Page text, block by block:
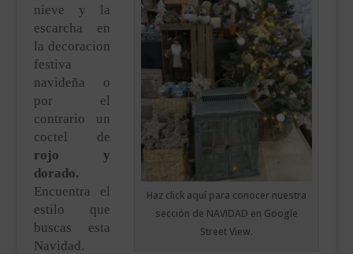
Haz click aquí para conocer nuestra
sección de NAVIDAD en Google
Street View.
nieve y la
escarcha en
la decoracion
festiva
navideña o
por el
contrario un
coctel de
rojo y
dorado.
Encuentra el
estilo que
buscas esta
Navidad.